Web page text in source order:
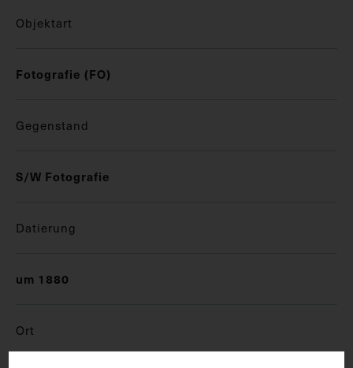
Objektart
Fotografie (FO)
Gegenstand
S/W Fotografie
Datierung
um 1880
Ort